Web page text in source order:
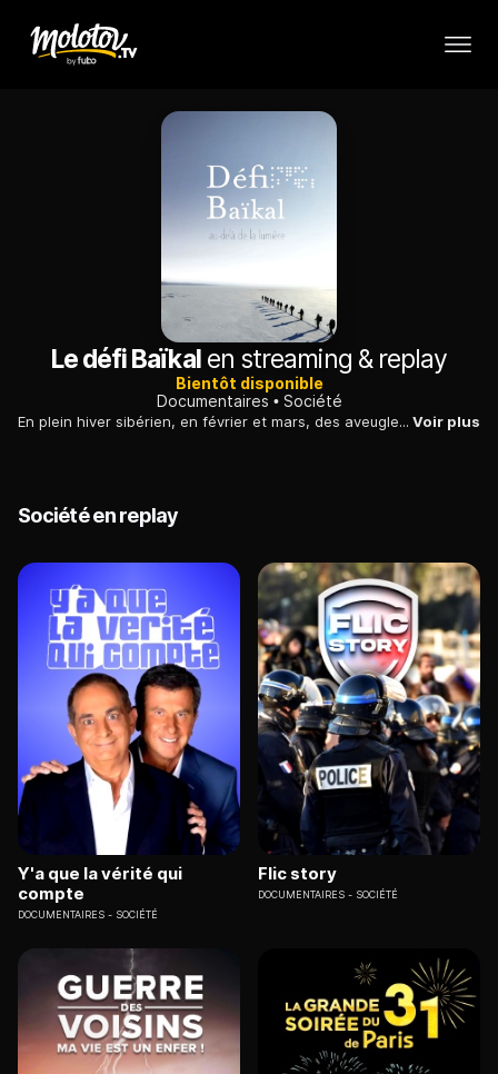
Le défi Baïkalen streaming & replay
Bientôt disponible
Documentaires
Société
En plein hiver sibérien, en février et mars, des aveugles ont traversé le lac Baïkal et affronté un froid glacial, en totale autonomie. Voir plus
Société en replay
Y'a que la vérité qui
compte
DOCUMENTAIRES SOCIÉTÉ
Flic story
DOCUMENTAIRES SOCIÉTÉ